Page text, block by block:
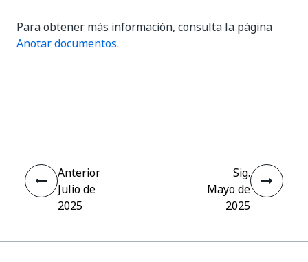
Para obtener más información, consulta la página
Anotar documentos.
Anterior
Julio de
2025
Sig.
Mayo de
2025